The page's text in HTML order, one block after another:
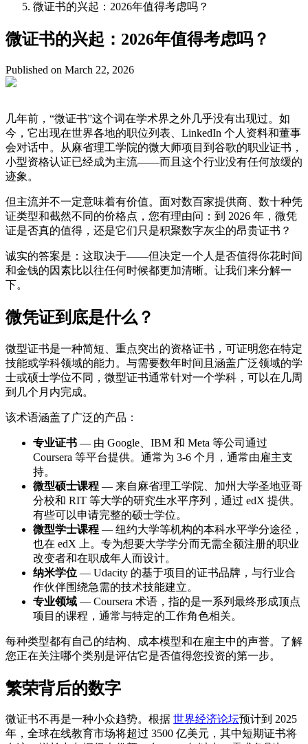
微证书的兴起：2026年值得考虑吗？
微证书的兴起：2026年值得考虑吗？
Published on March 22, 2026
几年前，“微证书”这个词在学术界之外几乎没有出现过。如
今，它出现在世界各地的职位列表、LinkedIn 个人资料和董事
会对话中。从麻省理工学院的微大师项目到谷歌的职业证书，
小型资格认证已经成为主流——而且这个行业没有任何放缓的
迹象。
但主流并不一定意味着有价值。面对数百家提供商、数十种凭
证类型和截然不同的价格点，您有理由问：到 2026 年，微凭
证是否真的值得，还是它们只是积聚数字灰尘的昂贵证书？
诚实的答案是：这取决于——但决定一个人是否值得你花时间
和金钱的因素比以往任何时候都更加清晰。让我们来分解一
下。
微凭证到底是什么？
微型证书是一种简短、重点突出的资格证书，可证明您在特定
技能或学科领域的能力。与需要数年时间且涵盖广泛领域的学
士或硕士学位不同，微型证书通常针对一个学科，可以在几周
到几个月内完成。
该术语涵盖了广泛的产品：
专业证书 — 由 Google、IBM 和 Meta 等公司通过
Coursera 等平台提供。通常为 3-6 个月，通常由雇主支
持。
微型硕士课程 — 来自麻省理工学院、加州大学圣地亚哥
分校和 RIT 等大学的研究生水平序列，通过 edX 提供。
有些可以申请完整的硕士学位。
微型学士课程 — 纽约大学等机构的本科水平学分途径，
也在 edX 上。专为想要大学学分而无需全额注册的职业
改变者和在职成年人而设计。
纳米学位 — Udacity 的基于项目的证书品牌，与行业合
作伙伴围绕急需的技术技能建立。
专业领域 — Coursera 术语，指的是一系列最终形成顶点
项目的课程，通常与特定的工作角色相关。
每种类型都有自己的结构、成本模型和在雇主中的声誉。了解
您正在关注哪个类别是评估它是否值得您投资的第一步。
繁荣背后的数字
微证书不再是一种小众趋势。根据 世界经济论坛预计到 2025
年，全球在线教育市场将超过 3500 亿美元，其中短期证书将